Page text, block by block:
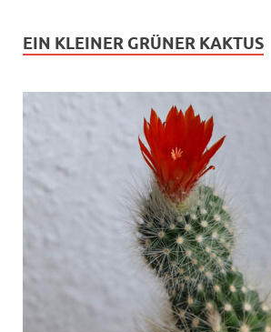
EIN KLEINER GRÜNER KAKTUS